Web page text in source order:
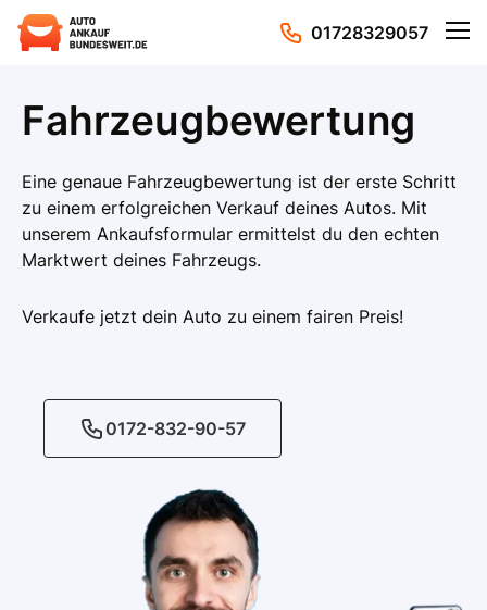
01728329057
Fahrzeugbewertung
Eine genaue Fahrzeugbewertung ist der erste Schritt
zu einem erfolgreichen Verkauf deines Autos. Mit
unserem Ankaufsformular ermittelst du den echten
Marktwert deines Fahrzeugs.
Verkaufe jetzt dein Auto zu einem fairen Preis!
0172-832-90-57